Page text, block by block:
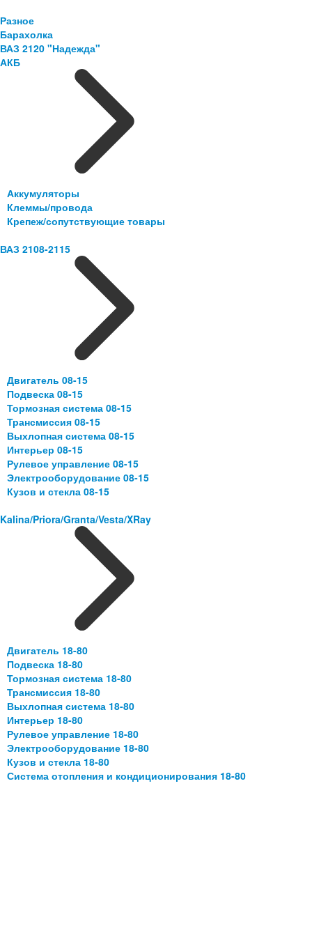
Разное
Барахолка
ВАЗ 2120 "Надежда"
АКБ
Аккумуляторы
Клеммы/провода
Крепеж/сопутствующие товары
ВАЗ 2108-2115
Двигатель 08-15
Подвеска 08-15
Тормозная система 08-15
Трансмиссия 08-15
Выхлопная система 08-15
Интерьер 08-15
Рулевое управление 08-15
Электрооборудование 08-15
Кузов и стекла 08-15
Kalina/Priora/Granta/Vesta/XRay
Двигатель 18-80
Подвеска 18-80
Тормозная система 18-80
Трансмиссия 18-80
Выхлопная система 18-80
Интерьер 18-80
Рулевое управление 18-80
Электрооборудование 18-80
Кузов и стекла 18-80
Система отопления и кондиционирования 18-80